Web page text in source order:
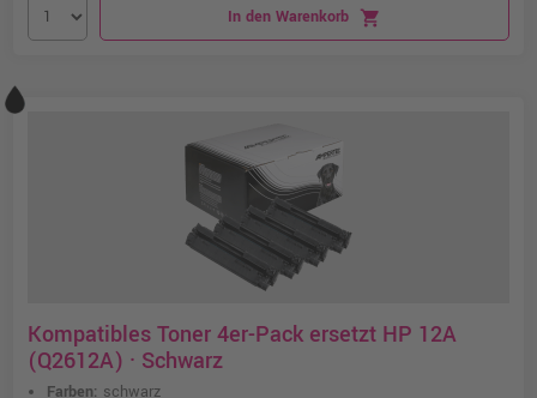
In den Warenkorb shopping_cart
Kompatibles Toner 4er-Pack ersetzt HP 12A
(Q2612A) · Schwarz
Farben: schwarz